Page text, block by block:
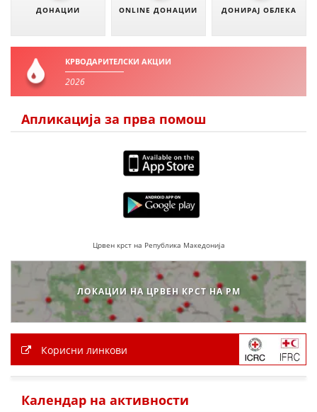
ЗДРАВСТВЕНО ПРЕВЕНТИВНА ДЕЈНОСТ
ИНФОРМАЦИИ ЗА БОЛЕСТИ
ЗА НАС
ДЕЈСТВУВАЊЕ
ДОНАЦИИ ONLINE ДОНАЦИИ ДОНИРАЈ ОБЛЕКА
КРВОДАРИТЕЛСКИ АКЦИИ
2026
Апликација за прва помош
Црвен крст на Република Македонија
ЛОКАЦИИ НА ЦРВЕН КРСТ НА РМ
Корисни линкови
Календар на активности